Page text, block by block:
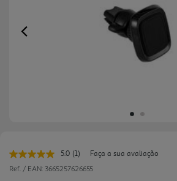
Previous
5.0 Leu
uma
(1)
Faça a sua avaliação
Ref. / EAN: 3665257626655